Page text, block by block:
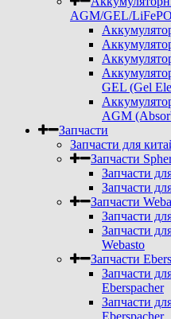
AGM/GEL/
GEL (Gel
AGM
Запчасти
Запчасти для
Запчасти
Запчасти
Запчасти
Запчасти
Запчасти
Запчасти
Webasto
Запчасти
Запчасти
Eberspacher
Запчасти
Eberspacher